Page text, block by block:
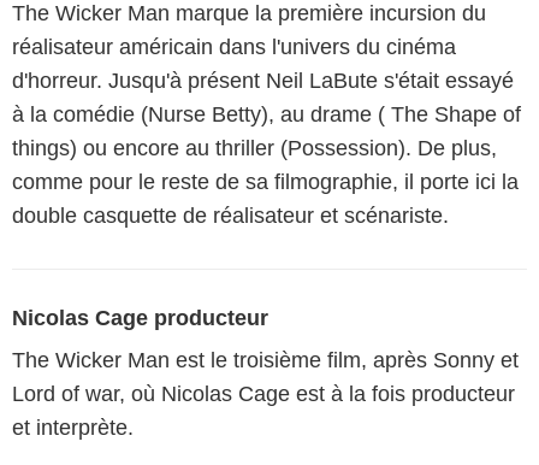
The Wicker Man marque la première incursion du
réalisateur américain dans l'univers du cinéma
d'horreur. Jusqu'à présent Neil LaBute s'était essayé
à la comédie (Nurse Betty), au drame ( The Shape of
things) ou encore au thriller (Possession). De plus,
comme pour le reste de sa filmographie, il porte ici la
double casquette de réalisateur et scénariste.
Nicolas Cage producteur
The Wicker Man est le troisième film, après Sonny et
Lord of war, où Nicolas Cage est à la fois producteur
et interprète.